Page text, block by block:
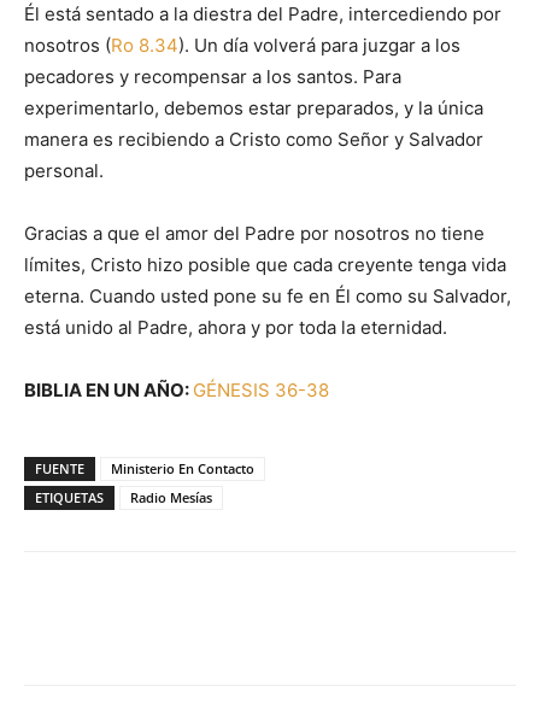
Él está sentado a la diestra del Padre, intercediendo por
nosotros (Ro 8.34). Un día volverá para juzgar a los
pecadores y recompensar a los santos. Para
experimentarlo, debemos estar preparados, y la única
manera es recibiendo a Cristo como Señor y Salvador
personal.
Gracias a que el amor del Padre por nosotros no tiene
límites, Cristo hizo posible que cada creyente tenga vida
eterna. Cuando usted pone su fe en Él como su Salvador,
está unido al Padre, ahora y por toda la eternidad.
BIBLIA EN UN AÑO: GÉNESIS 36-38
FUENTE
Ministerio En Contacto
ETIQUETAS
Radio Mesías